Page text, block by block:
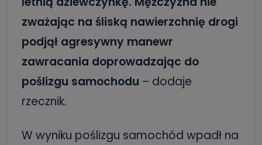
zważając na śliską nawierzchnię drogi
podjął agresywny manewr
zawracania doprowadzając do
poślizgu samochodu – dodaje
rzecznik.
W wyniku poślizgu samochód wpadł na